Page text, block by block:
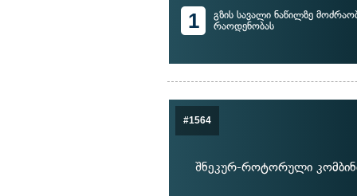
1
გზის სავალი ნაწილზე
რაოდენობას
#1564
შნეკურ-როტორული